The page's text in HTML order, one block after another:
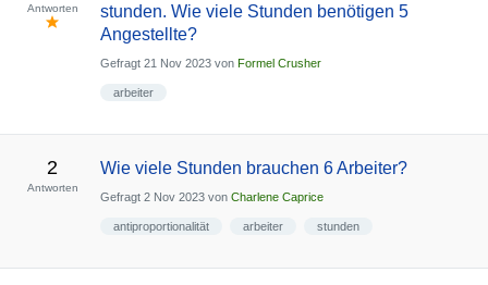
Antworten
stunden. Wie viele Stunden benötigen 5
Angestellte?
Gefragt 21 Nov 2023 von Formel Crusher
arbeiter
2
Antworten
Wie viele Stunden brauchen 6 Arbeiter?
Gefragt 2 Nov 2023 von Charlene Caprice
antiproportionalität arbeiter stunden